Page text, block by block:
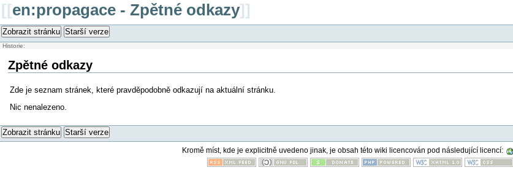
[[en:propagace - Zpětné odkazy]]
Zobrazit stránku Starší verze
Historie:
Zpětné odkazy
Zde je seznam stránek, které pravděpodobně odkazují na aktuální stránku.
Nic nenalezeno.
Zobrazit stránku Starší verze
Kromě míst, kde je explicitně uvedeno jinak, je obsah této wiki licencován pod následující licencí: